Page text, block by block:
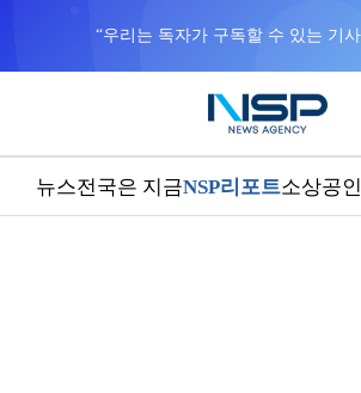
NSP통신을 구글 선호 매체로 추가
뉴스전국은 지금NSP리포트소상공인